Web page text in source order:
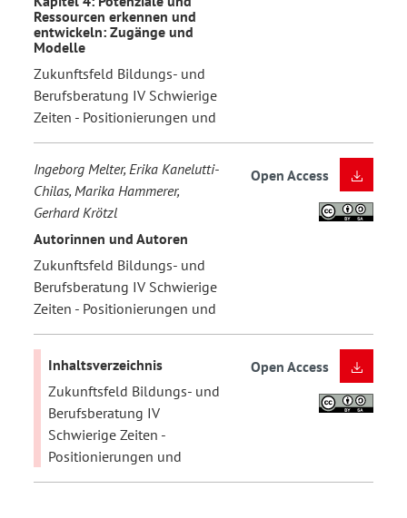
Ressourcen erkennen und
entwickeln: Zugänge und
Modelle
Zukunftsfeld Bildungs- und
Berufsberatung IV Schwierige
Zeiten - Positionierungen und
Ingeborg Melter, Erika Kanelutti-
Chilas, Marika Hammerer,
Gerhard Krötzl
Autorinnen und Autoren
Zukunftsfeld Bildungs- und
Berufsberatung IV Schwierige
Zeiten - Positionierungen und
Open Access
Inhaltsverzeichnis
Zukunftsfeld Bildungs- und
Berufsberatung IV
Schwierige Zeiten -
Positionierungen und
Open Access